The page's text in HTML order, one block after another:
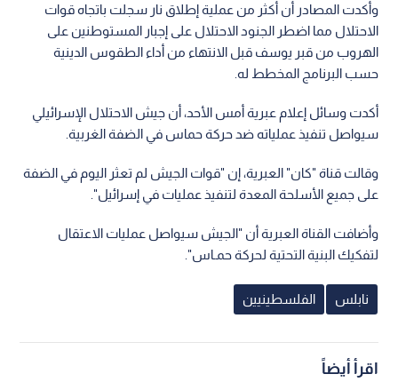
وأكدت المصادر أن أكثر من عملية إطلاق نار سجلت باتجاه قوات
الاحتلال مما اضطر الجنود الاحتلال على إجبار المستوطنين على
الهروب من قبر يوسف قبل الانتهاء من أداء الطقوس الدينية
حسب البرنامج المخطط له.
أكدت وسائل إعلام عبرية أمس الأحد، أن جيش الاحتلال الإسرائيلي
سيواصل تنفيذ عملياته ضد حركة حماس في الضفة الغربية.
وقالت قناة "كان" العبرية، إن "قوات الجيش لم تعثر اليوم في الضفة
على جميع الأسلحة المعدة لتنفيذ عمليات في إسرائيل".
وأضافت القناة العبرية أن "الجيش سيواصل عمليات الاعتقال
لتفكيك البنية التحتية لحركة حمـاس".
نابلس الفلسطينيين
اقرأ أيضاً